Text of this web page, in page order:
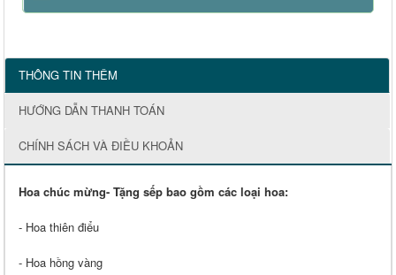
THÔNG TIN THÊM
HƯỚNG DẪN THANH TOÁN
CHÍNH SÁCH VÀ ĐIỀU KHOẢN
Hoa chúc mừng- Tặng sếp bao gồm các loại hoa:
- Hoa thiên điểu
- Hoa hồng vàng